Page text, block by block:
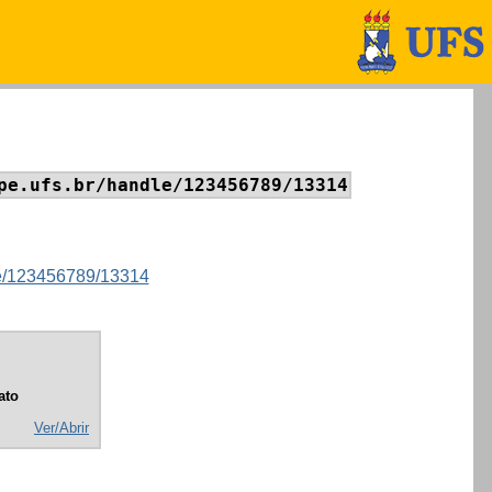
handle/123456789/13314
123456789/13314
Ver/Abrir